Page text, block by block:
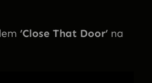
’Close That Door’ na